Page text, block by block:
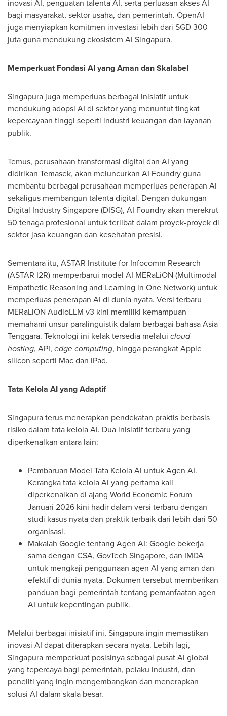
inovasi AI, penguatan talenta AI, serta perluasan akses AI
bagi masyarakat, sektor usaha, dan pemerintah. OpenAI
juga menyiapkan komitmen investasi lebih dari SGD 300
juta guna mendukung ekosistem AI Singapura.
Memperkuat Fondasi AI yang Aman dan Skalabel
Singapura juga memperluas berbagai inisiatif untuk
mendukung adopsi AI di sektor yang menuntut tingkat
kepercayaan tinggi seperti industri keuangan dan layanan
publik.
Temus, perusahaan transformasi digital dan AI yang
didirikan Temasek, akan meluncurkan AI Foundry guna
membantu berbagai perusahaan memperluas penerapan AI
sekaligus membangun talenta digital. Dengan dukungan
Digital Industry Singapore (DISG), AI Foundry akan merekrut
50 tenaga profesional untuk terlibat dalam proyek-proyek di
sektor jasa keuangan dan kesehatan presisi.
Sementara itu, ASTAR Institute for Infocomm Research
(ASTAR I2R) memperbarui model AI MERaLiON (Multimodal
Empathetic Reasoning and Learning in One Network) untuk
memperluas penerapan AI di dunia nyata. Versi terbaru
MERaLiON AudioLLM v3 kini memiliki kemampuan
memahami unsur paralinguistik dalam berbagai bahasa Asia
Tenggara. Teknologi ini kelak tersedia melalui cloud
hosting, API, edge computing, hingga perangkat Apple
silicon seperti Mac dan iPad.
Tata Kelola AI yang Adaptif
Singapura terus menerapkan pendekatan praktis berbasis
risiko dalam tata kelola AI. Dua inisiatif terbaru yang
diperkenalkan antara lain:
Pembaruan Model Tata Kelola AI untuk Agen AI.
Kerangka tata kelola AI yang pertama kali
diperkenalkan di ajang World Economic Forum
Januari 2026 kini hadir dalam versi terbaru dengan
studi kasus nyata dan praktik terbaik dari lebih dari 50
organisasi.
Makalah Google tentang Agen AI: Google bekerja
sama dengan CSA, GovTech Singapore, dan IMDA
untuk mengkaji penggunaan agen AI yang aman dan
efektif di dunia nyata. Dokumen tersebut memberikan
panduan bagi pemerintah tentang pemanfaatan agen
AI untuk kepentingan publik.
Melalui berbagai inisiatif ini, Singapura ingin memastikan
inovasi AI dapat diterapkan secara nyata. Lebih lagi,
Singapura memperkuat posisinya sebagai pusat AI global
yang tepercaya bagi pemerintah, pelaku industri, dan
peneliti yang ingin mengembangkan dan menerapkan
solusi AI dalam skala besar.